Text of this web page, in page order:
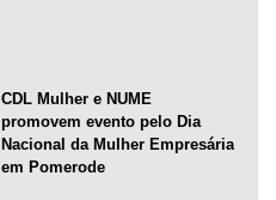
CDL Mulher e NUME
promovem evento pelo Dia
Nacional da Mulher Empresária
em Pomerode